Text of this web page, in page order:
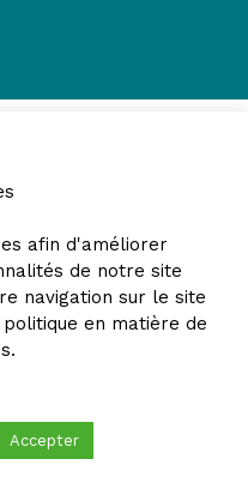
afin d'améliorer
de notre site
navigation sur le site
politique en matière de
.
Accepter